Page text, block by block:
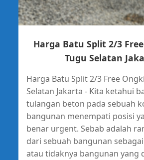
Harga Batu Split 2/3
Tugu Selatan
Harga Batu Split 2/3 Free
Selatan Jakarta - Kita ketahui
tulangan beton pada sebuah
bangunan menempati posisi
benar urgent. Sebab adalah
dari sebuah bangunan
atau tidaknya bangunan yang